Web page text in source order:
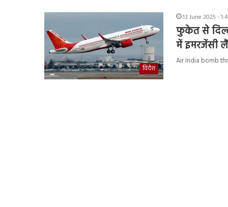
विदेश
13 June 2025 -
फुकेत से
में इमरजेंसी
Air India bomb